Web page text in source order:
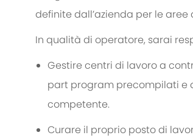
definite dall’azienda per le aree
In qualità di operatore, sarai
Gestire centri di lavoro a
part program precompilati e
competente.
Curare il proprio posto di